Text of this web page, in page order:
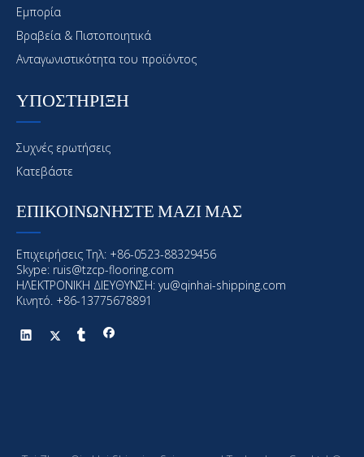
Εμπορία
Βραβεία & Πιστοποιητικά
Ανταγωνιστικότητα του προϊόντος
ΥΠΟΣΤΗΡΙΞΗ
Συχνές ερωτήσεις
Κατεβάστε
ΕΠΙΚΟΙΝΩΝΗΣΤΕ ΜΑΖΙ ΜΑΣ
Επιχειρήσεις Τηλ: +86-0523-88329456
Skype: ruis@tzcp-flooring.com
ΗΛΕΚΤΡΟΝΙΚΗ ΔΙΕΥΘΥΝΣΗ: yu@qinhai-shipping.com
Κινητό. +86-13775678891